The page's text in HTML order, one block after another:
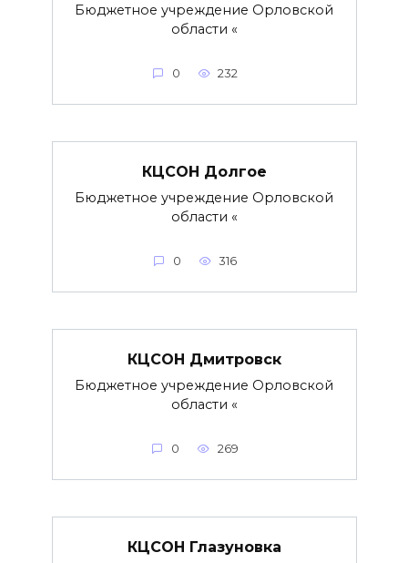
Бюджетное учреждение Орловской
области «
0 232
КЦСОН Долгое
Бюджетное учреждение Орловской
области «
0 316
КЦСОН Дмитровск
Бюджетное учреждение Орловской
области «
0 269
КЦСОН Глазуновка